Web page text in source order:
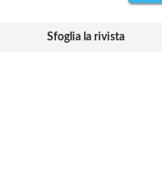
Sfoglia la rivista